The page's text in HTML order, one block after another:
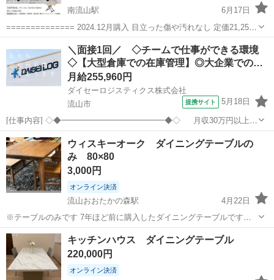
南流山駅
6月17日
============== 2024.12月購入 目立った傷や汚れなし 定価21,250
============== お引き渡しにつきましては、 南流山駅付近までお
引き取りをお願い致します。 ご希望日時などは柔軟に合わ...
南流山駅 テーブル リビング
＼面接1回／ ◇チームで仕事ができる環境
◇【大型倉庫での在庫管理】◎大企業での…
月給255,960円
ダイセーロジスティクス株式会社
流山市
提携サイト 5月18日
[仕事内容] ◇◆━━━━━━━━━━━━━◆◇ 月収30万円以上可
能!! 土日祝日休みもできるプライベートも充実！！ 最先端の倉庫内で
の在庫管理のお仕事!! ◇◆━━━━━━━━━━━━━◆◇ ＼未経験
の方も・ブ...
千葉 流山市
ウィスキーオーク ダイニングテーブルの
み 80×80
3,000円
オンライン決済
流山おおたかの森駅
4月22日
※テーブルのみです 7年ほど前に購入したダイニングテーブルです。
george'sという雑貨店で購入しました。 今回買い替えの為出品いたし
ます。 足はずっとカバーをしていた為、傷汚れはほぼありません。 天
板は子供がボールペ...
千葉 流山市 流山おおたかの森駅 テーブル ダイニング
キッチンハウス ダイニングテーブル
220,000円
オンライン決済